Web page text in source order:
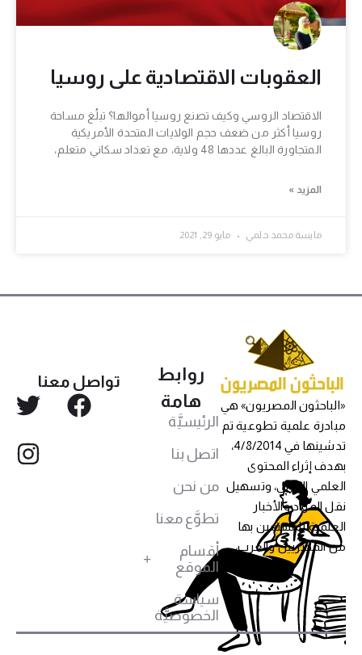
العقوبات الاقتصادية على روسيا
الاقتصاد الروسي وكيف تصنع روسيا أموالها؟ تبلُغ مساحة
روسيا أكثر من ضعف حجم الولايات المتحدة الأمريكية
المتجاورة البالغ عددها 48 ولاية، مع تعداد سكاني متعلم،
المزيد »
مايسة محمد حلمي مايو 29, 2021
«الباحثون المصريون» هي
مبادرة علمية تطوعية تم
تدشينها في 4/8/2014،
بهدف إثراء المحتوى
العلمي العربي، وتسهيل
نقل المواد والأخبار
العلمية للمهتمين بها
من المصريين والعرب،
روابط
هامة
الرئيسيَّة
اتصل بنا
من نحن
تطوَّع معنا
أقسام
الموقع
سياسة
الخصوصيَّة
تواصل معنا